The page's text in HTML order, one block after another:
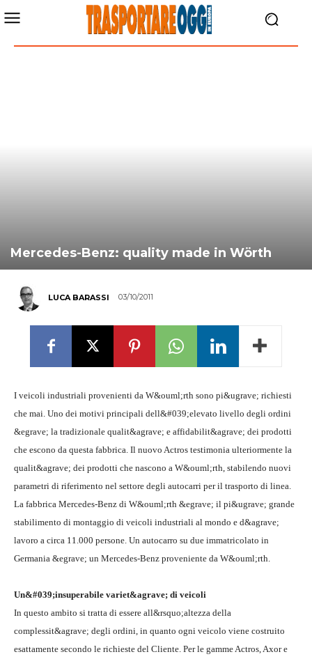
Mercedes-Benz: quality made in Wörth
LUCA BARASSI 03/10/2011
I veicoli industriali provenienti da W&ouml;rth sono pi&ugrave; richiesti
che mai. Uno dei motivi principali dell&#039;elevato livello degli ordini
&egrave; la tradizionale qualit&agrave; e affidabilit&agrave; dei prodotti
che escono da questa fabbrica. Il nuovo Actros testimonia ulteriormente la
qualit&agrave; dei prodotti che nascono a W&ouml;rth, stabilendo nuovi
parametri di riferimento nel settore degli autocarri per il trasporto di linea.
La fabbrica Mercedes-Benz di W&ouml;rth &egrave; il pi&ugrave; grande
stabilimento di montaggio di veicoli industriali al mondo e d&agrave;
lavoro a circa 11.000 persone. Un autocarro su due immatricolato in
Germania &egrave; un Mercedes-Benz proveniente da W&ouml;rth.
Un&#039;insuperabile variet&agrave; di veicoli
In questo ambito si tratta di essere all&rsquo;altezza della
complessit&agrave; degli ordini, in quanto ogni veicolo viene costruito
esattamente secondo le richieste del Cliente. Per le gamme Actros, Axor e